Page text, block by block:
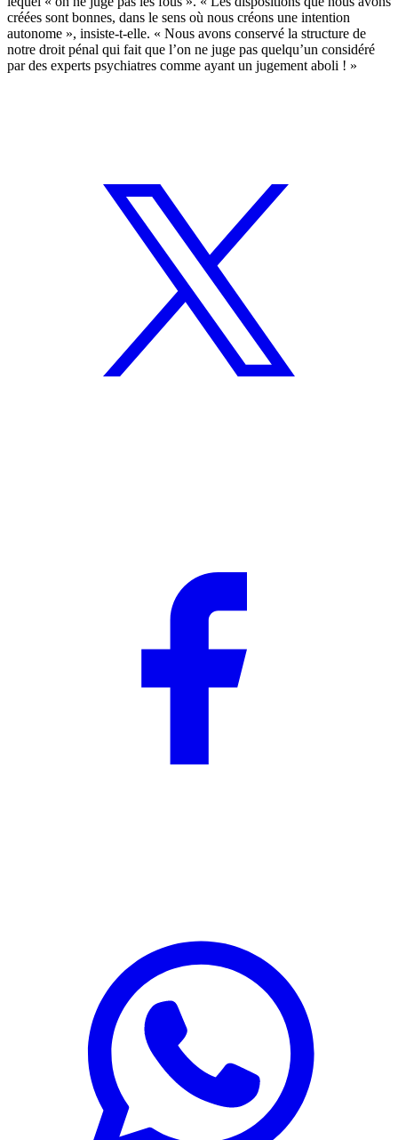
créées sont bonnes, dans le sens où nous créons une intention
autonome », insiste-t-elle. « Nous avons conservé la structure de
notre droit pénal qui fait que l’on ne juge pas quelqu’un considéré
par des experts psychiatres comme ayant un jugement aboli ! »